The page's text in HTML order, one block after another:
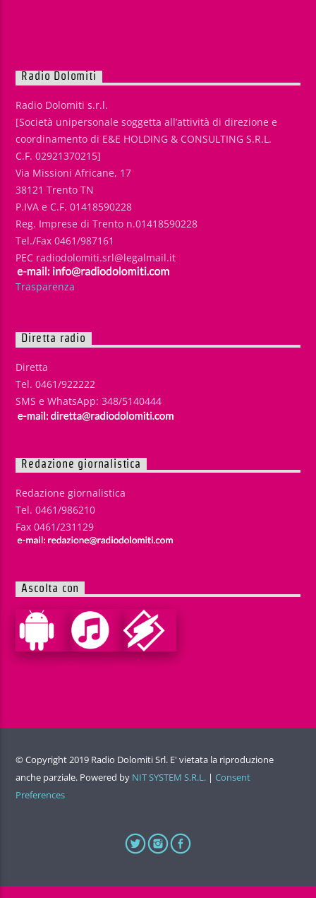
Radio Dolomiti
Radio Dolomiti s.r.l.
[Società unipersonale soggetta all’attività di direzione e
coordinamento di E&E HOLDING & CONSULTING S.R.L.
C.F. 02921370215]
Via Missioni Africane, 17
38121 Trento TN
P.IVA e C.F. 01418590228
Reg. Imprese di Trento n.01418590228
Tel./Fax 0461/987161
PEC radiodolomiti.srl@legalmail.it
Trasparenza
Diretta radio
Diretta
Tel. 0461/922222
SMS e WhatsApp: 348/5140444
Redazione giornalistica
Redazione giornalistica
Tel. 0461/986210
Fax 0461/231129
Ascolta con
© Copyright 2019 Radio Dolomiti Srl. E' vietata la riproduzione
anche parziale. Powered by NIT SYSTEM S.R.L. | Consent
Preferences